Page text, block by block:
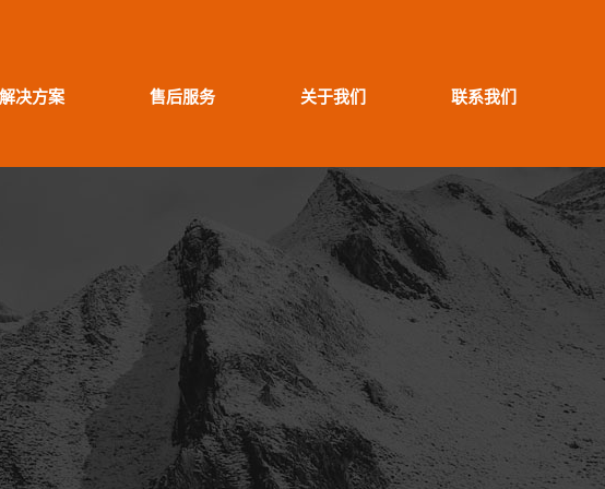
解决方案 售后服务 关于我们 联系我们